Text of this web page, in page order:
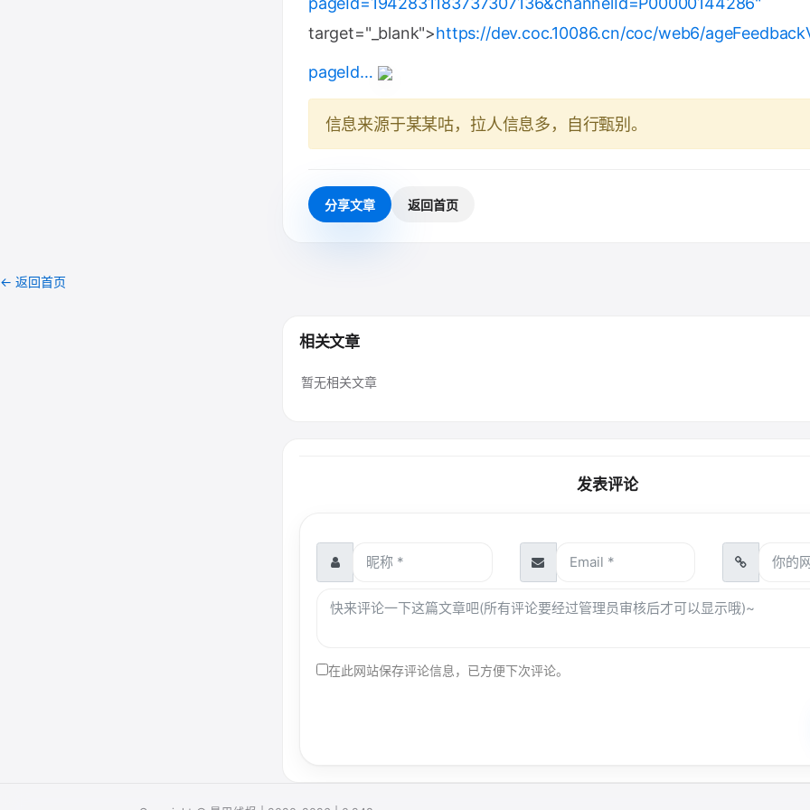
target="_blank">https://dev.coc.10086.cn/coc/web6/
pageId…
信息来源于某某咕，拉人信息多，自行甄别。
分享文章 返回首页
← 返回首页
相关文章
暂无相关文章
发表评论
在此网站保存评论信息，已方便下次评论。